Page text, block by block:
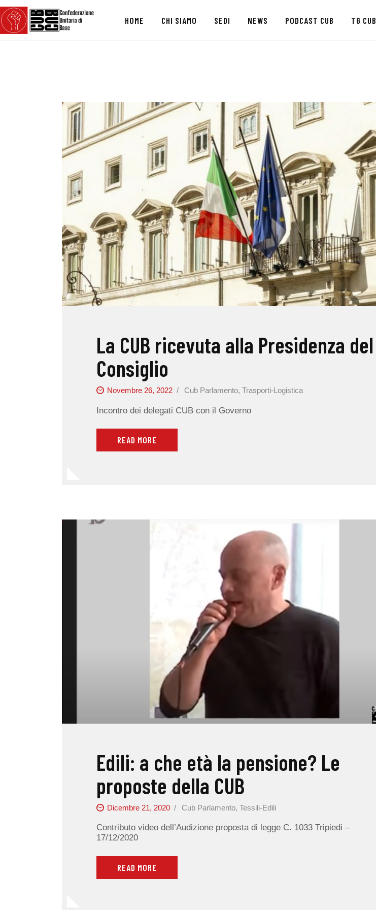
HOME CHI SIAMO SEDI NEWS PODCAST CUB TG CUB
HOME
CHI SIAMO
NEWS
PODCAST CUB
TG CUB
INTERNAZIONALE
RASSEGNA STAMPA
La CUB ricevuta alla Presidenza del
Consiglio
Novembre 26, 2022 Cub Parlamento,Trasporti-Logistica
Incontro dei delegati CUB con il Governo
READ MORE
Edili: a che età la pensione? Le
proposte della CUB
Dicembre 21, 2020 Cub Parlamento,Tessili-Edili
Contributo video dell’Audizione proposta di legge C. 1033 Tripiedi –
17/12/2020
READ MORE